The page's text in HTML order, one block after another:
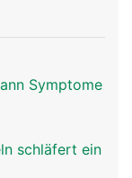
Symptome
schläfert ein